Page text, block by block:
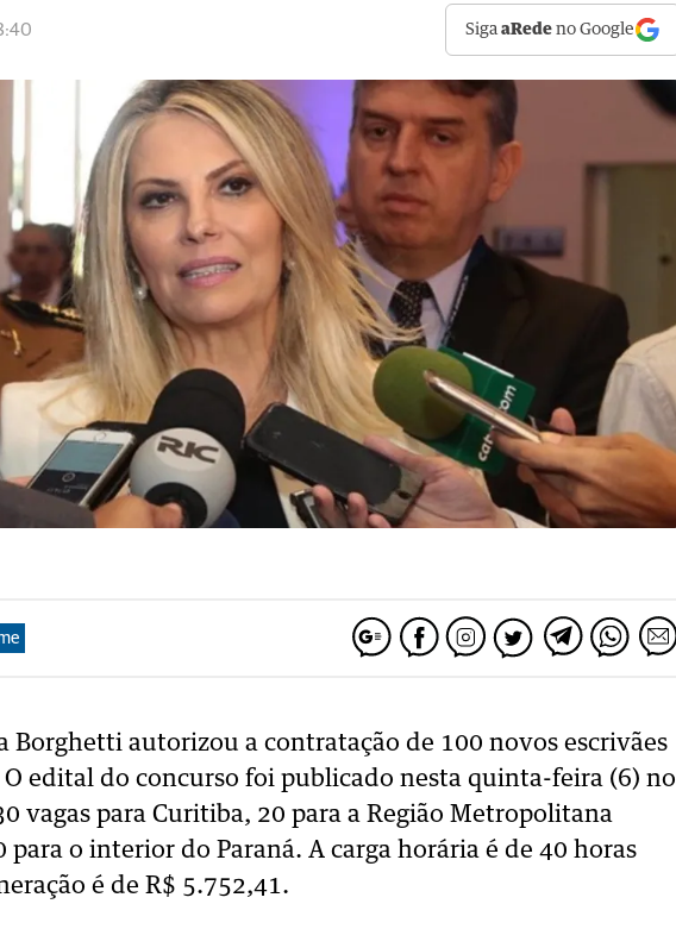
SigaaRede no Google
Borghetti autorizou a contratação de 100 novos escrivães
O edital do concurso foi publicado nesta quinta-feira (6) no
vagas para Curitiba, 20 para a Região Metropolitana
para o interior do Paraná. A carga horária é de 40 horas
é de R$ 5.752,41.